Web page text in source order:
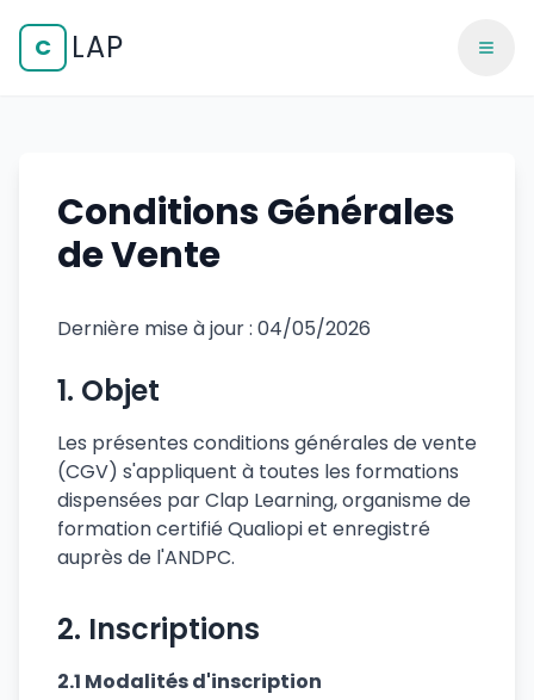
C LAP
Conditions Générales
de Vente
Dernière mise à jour : 04/05/2026
1. Objet
Les présentes conditions générales de vente
(CGV) s'appliquent à toutes les formations
dispensées par Clap Learning, organisme de
formation certifié Qualiopi et enregistré
auprès de l'ANDPC.
2. Inscriptions
2.1 Modalités d'inscription